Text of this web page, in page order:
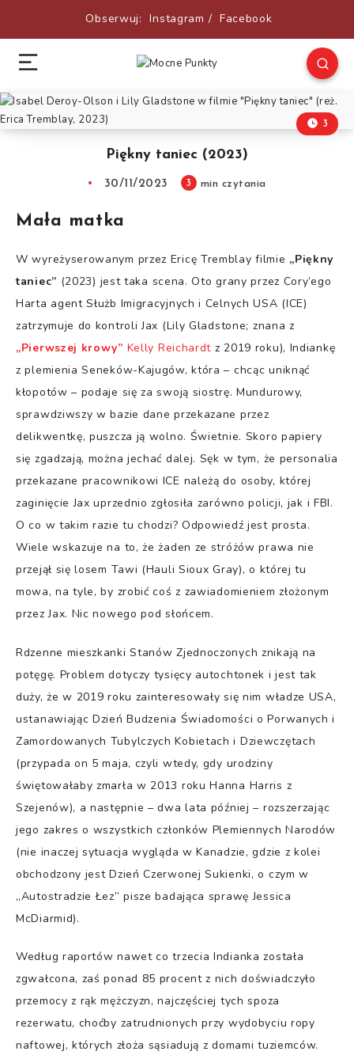
Obserwuj: Instagram / Facebook
3
Piękny taniec (2023)
30/11/2023 3 min czytania
Mała matka
W wyreżyserowanym przez Ericę Tremblay filmie „Piękny
taniec” (2023) jest taka scena. Oto grany przez Cory’ego
Harta agent Służb Imigracyjnych i Celnych USA (ICE)
zatrzymuje do kontroli Jax (Lily Gladstone; znana z
„Pierwszej krowy” Kelly Reichardt z 2019 roku), Indiankę
z plemienia Seneków-Kajugów, która – chcąc uniknąć
kłopotów – podaje się za swoją siostrę. Mundurowy,
sprawdziwszy w bazie dane przekazane przez
delikwentkę, puszcza ją wolno. Świetnie. Skoro papiery
się zgadzają, można jechać dalej. Sęk w tym, że personalia
przekazane pracownikowi ICE należą do osoby, której
zaginięcie Jax uprzednio zgłosiła zarówno policji, jak i FBI.
O co w takim razie tu chodzi? Odpowiedź jest prosta.
Wiele wskazuje na to, że żaden ze stróżów prawa nie
przejął się losem Tawi (Hauli Sioux Gray), o której tu
mowa, na tyle, by zrobić coś z zawiadomieniem złożonym
przez Jax. Nic nowego pod słońcem.
Rdzenne mieszkanki Stanów Zjednoczonych znikają na
potęgę. Problem dotyczy tysięcy autochtonek i jest tak
duży, że w 2019 roku zainteresowały się nim władze USA,
ustanawiając Dzień Budzenia Świadomości o Porwanych i
Zamordowanych Tubylczych Kobietach i Dziewczętach
(przypada on 5 maja, czyli wtedy, gdy urodziny
świętowałaby zmarła w 2013 roku Hanna Harris z
Szejenów), a następnie – dwa lata później – rozszerzając
jego zakres o wszystkich członków Plemiennych Narodów
(nie inaczej sytuacja wygląda w Kanadzie, gdzie z kolei
obchodzony jest Dzień Czerwonej Sukienki, o czym w
„Autostradzie Łez” pisze badająca sprawę Jessica
McDiarmid).
Według raportów nawet co trzecia Indianka została
zgwałcona, zaś ponad 85 procent z nich doświadczyło
przemocy z rąk mężczyzn, najczęściej tych spoza
rezerwatu, choćby zatrudnionych przy wydobyciu ropy
naftowej, których złoża sąsiadują z domami tuziemców.